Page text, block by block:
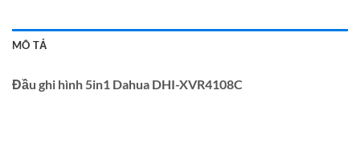
MÔ TẢ
Đầu ghi hình 5in1 Dahua DHI-XVR4108C